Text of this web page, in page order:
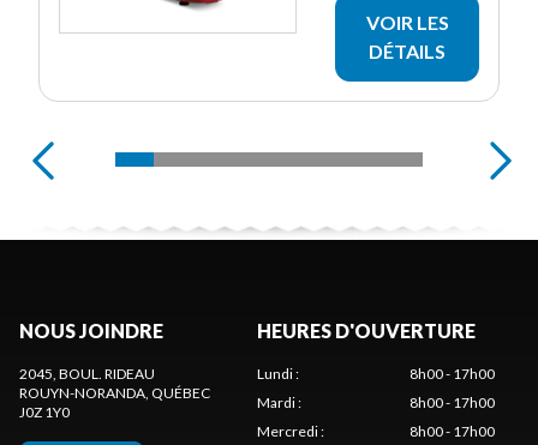
VOIR LES
DÉTAILS
NOUS JOINDRE
2045, BOUL. RIDEAU
ROUYN-NORANDA, QUÉBEC
J0Z 1Y0
HEURES D'OUVERTURE
Lundi:
8h00 - 17h00
Mardi:
8h00 - 17h00
Mercredi: 8h00 - 17h00